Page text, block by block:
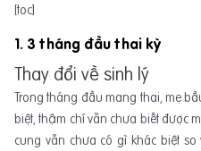
[toc]
1. 3 tháng đầu thai kỳ
Thay đổi về sinh lý
Trong tháng đầu mang thai, mẹ
biệt, thậm chí vẫn chưa biết được
cung vẫn chưa có gì khác biệt